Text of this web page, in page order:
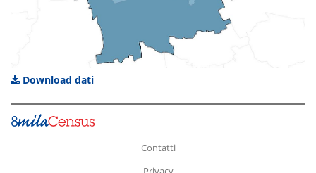
Download dati
Contatti